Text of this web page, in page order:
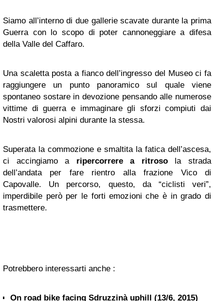
Siamo all’interno di due gallerie scavate durante la prima
Guerra con lo scopo di poter cannoneggiare a difesa
della Valle del Caffaro.
Una scaletta posta a fianco dell’ingresso del Museo ci fa
raggiungere un punto panoramico sul quale viene
spontaneo sostare in devozione pensando alle numerose
vittime di guerra e immaginare gli sforzi compiuti dai
Nostri valorosi alpini durante la stessa.
Superata la commozione e smaltita la fatica dell’ascesa,
ci accingiamo a ripercorrere a ritrosola strada
dell’andata per fare rientro alla frazione Vico di
Capovalle. Un percorso, questo, da “ciclisti veri”,
imperdibile però per le forti emozioni che è in grado di
trasmettere.
Potrebbero interessarti anche :
On road bike facing Sdruzzinà uphill (13/6, 2015)